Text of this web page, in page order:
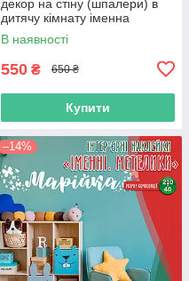
декор на стіну (шпалери) в
дитячу кімнату іменна
"Ведмедиця" з Оракалу
В наявності
550 ₴ 650 ₴
Купити
–14%